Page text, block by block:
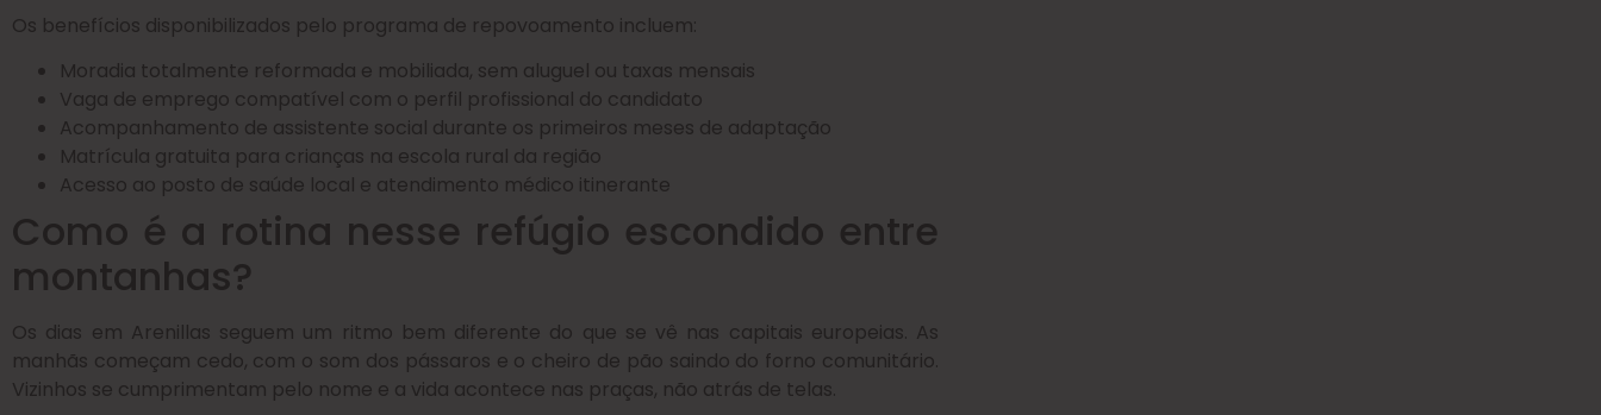
Os benefícios disponibilizados pelo programa de repovoamento incluem:
Moradia totalmente reformada e mobiliada, sem aluguel ou taxas mensais
Vaga de emprego compatível com o perfil profissional do candidato
Acompanhamento de assistente social durante os primeiros meses de adaptação
Matrícula gratuita para crianças na escola rural da região
Acesso ao posto de saúde local e atendimento médico itinerante
Como é a rotina nesse refúgio escondido entre
montanhas?
Os dias em Arenillas seguem um ritmo bem diferente do que se vê nas capitais europeias. As
manhãs começam cedo, com o som dos pássaros e o cheiro de pão saindo do forno comunitário.
Vizinhos se cumprimentam pelo nome e a vida acontece nas praças, não atrás de telas.